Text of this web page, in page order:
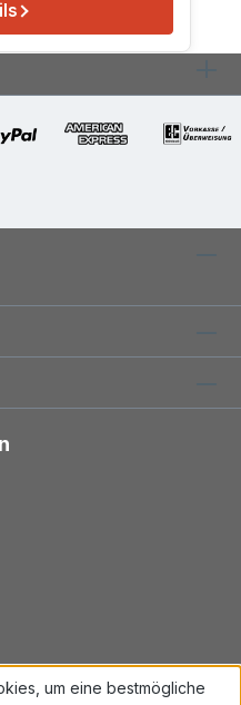
um eine bestmögliche